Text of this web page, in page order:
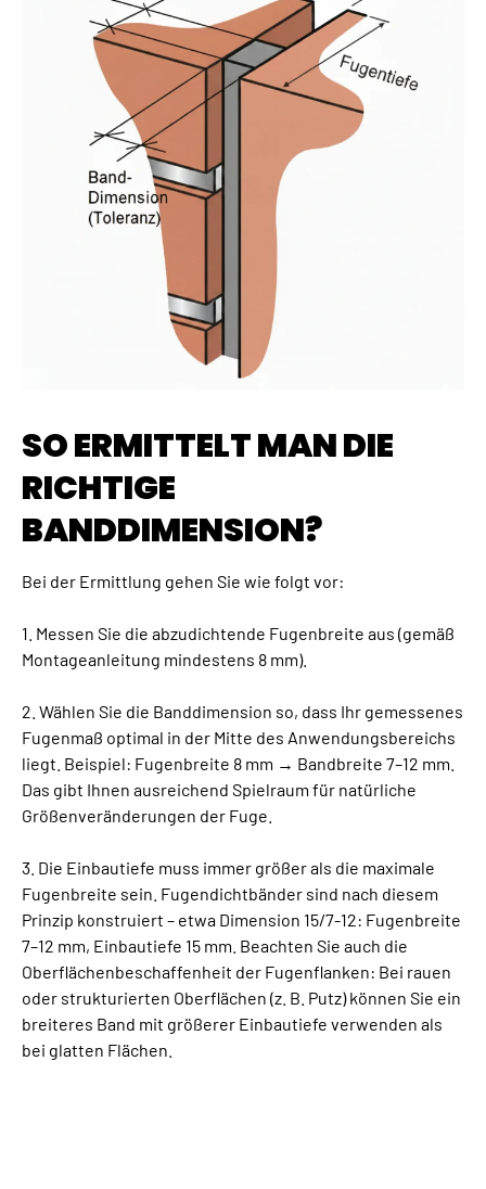
SO ERMITTELT MAN DIE
RICHTIGE
BANDDIMENSION?
Bei der Ermittlung gehen Sie wie folgt vor:
1. Messen Sie die abzudichtende Fugenbreite aus (gemäß
Montageanleitung mindestens 8 mm).
2. Wählen Sie die Banddimension so, dass Ihr gemessenes
Fugenmaß optimal in der Mitte des Anwendungsbereichs
liegt. Beispiel: Fugenbreite 8 mm → Bandbreite 7–12 mm.
Das gibt Ihnen ausreichend Spielraum für natürliche
Größenveränderungen der Fuge.
3. Die Einbautiefe muss immer größer als die maximale
Fugenbreite sein. Fugendichtbänder sind nach diesem
Prinzip konstruiert – etwa Dimension 15/7-12: Fugenbreite
7–12 mm, Einbautiefe 15 mm. Beachten Sie auch die
Oberflächenbeschaffenheit der Fugenflanken: Bei rauen
oder strukturierten Oberflächen (z. B. Putz) können Sie ein
breiteres Band mit größerer Einbautiefe verwenden als
bei glatten Flächen.